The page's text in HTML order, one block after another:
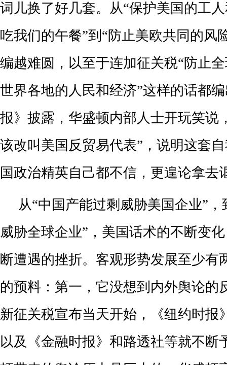
词儿换了好几套。从“保护美国的工
吃我们的午餐”到“防止美欧共同的风
编越难圆，以至于连加征关税“防止
世界各地的人民和经济”这样的话都
报》披露，华盛顿内部人士开玩笑说
该改叫美国反贸易代表”，说明这套
国政治精英自己都不信，更遑论拿去
从“中国产能过剩威胁美国企业”
威胁全球企业”，美国话术的不断变
断遭遇的挫折。客观形势发展至少有
的预料：第一，它没想到内外舆论的
新征关税宣布当天开始，《纽约时报
以及《金融时报》和路透社等就不断